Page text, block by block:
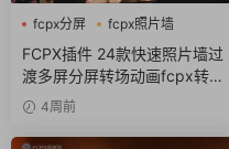
fcpx分屏
fcpx照片墙
fcpx转场
FCPX插件 24款快速照片墙过
渡多屏分屏转场动画fcpx转场
插件4周前